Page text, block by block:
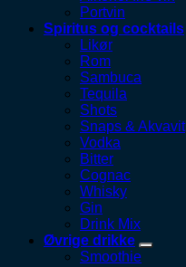
Portvin
Spiritus og cocktails
Likør
Rom
Sambuca
Tequila
Shots
Snaps & Akvavit
Vodka
Bitter
Cognac
Whisky
Gin
Drink Mix
Øvrige drikke
Smoothie